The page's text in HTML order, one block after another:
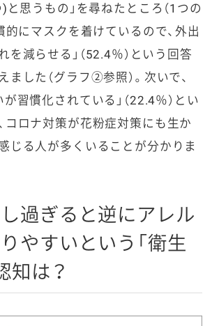
思うもの」を尋ねたところ（1つの
的にマスクを着けているので、外出
を減らせる」（52.4％）という回答
ました（グラフ②参照）。次いで、
が習慣化されている」（22.4％）とい
コロナ対策が花粉症対策にも生か
じる人が多くいることが分かりま
過ぎると逆にアレル
やすいという「衛生
知は？